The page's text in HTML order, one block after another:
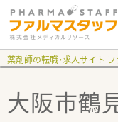
薬剤師の転職・求人サイト
大阪市鶴